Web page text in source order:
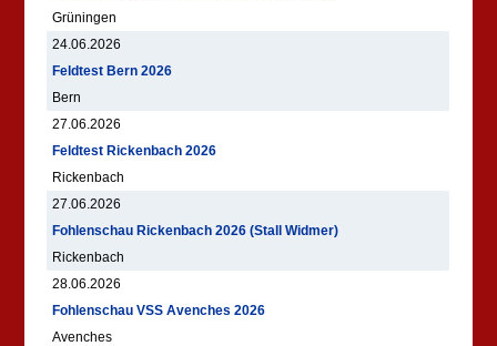
Grüningen
24.06.2026
Feldtest Bern 2026
Bern
27.06.2026
Feldtest Rickenbach 2026
Rickenbach
27.06.2026
Fohlenschau Rickenbach 2026 (Stall Widmer)
Rickenbach
28.06.2026
Fohlenschau VSS Avenches 2026
Avenches